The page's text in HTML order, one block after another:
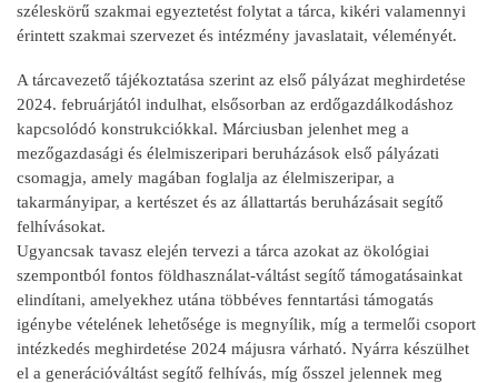
széleskörű szakmai egyeztetést folytat a tárca, kikéri valamennyi
érintett szakmai szervezet és intézmény javaslatait, véleményét.
A tárcavezető tájékoztatása szerint az első pályázat meghirdetése
2024. februárjától indulhat, elsősorban az erdőgazdálkodáshoz
kapcsolódó konstrukciókkal. Márciusban jelenhet meg a
mezőgazdasági és élelmiszeripari beruházások első pályázati
csomagja, amely magában foglalja az élelmiszeripar, a
takarmányipar, a kertészet és az állattartás beruházásait segítő
felhívásokat.
Ugyancsak tavasz elején tervezi a tárca azokat az ökológiai
szempontból fontos földhasználat-váltást segítő támogatásainkat
elindítani, amelyekhez utána többéves fenntartási támogatás
igénybe vételének lehetősége is megnyílik, míg a termelői csoport
intézkedés meghirdetése 2024 májusra várható. Nyárra készülhet
el a generációváltást segítő felhívás, míg ősszel jelennek meg